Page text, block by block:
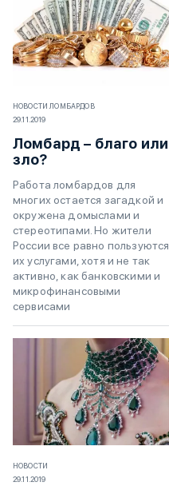
НОВОСТИ ЛОМБАРДОВ
29.11.2019
Ломбард – благо или
зло?
Работа ломбардов для
многих остается загадкой и
окружена домыслами и
стереотипами. Но жители
России все равно пользуются
их услугами, хотя и не так
активно, как банковскими и
микрофинансовыми
сервисами
НОВОСТИ
29.11.2019